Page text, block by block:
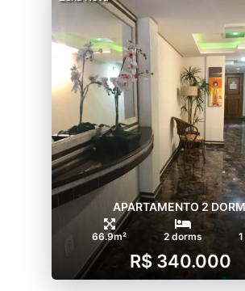
APARTAMENTO 2
66.9m² 2 dorms
R$ 340.000